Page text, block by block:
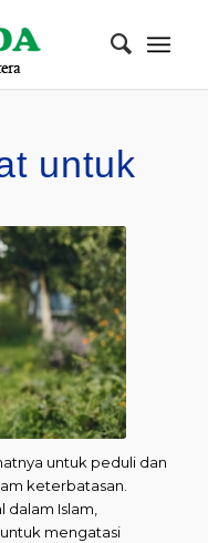
untuk
untuk peduli dan
keterbatasan.
dalam Islam,
mengatasi